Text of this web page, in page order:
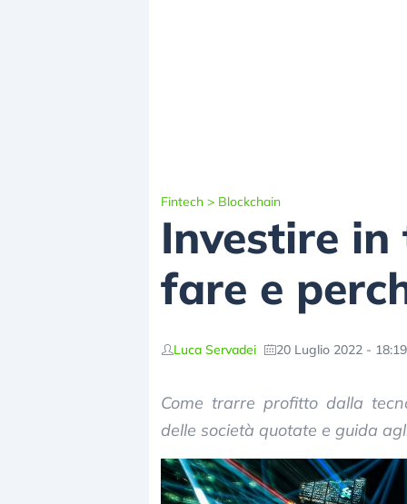
Fintech > Blockchain
Investire in
fare e
Luca Servadei 20 Luglio 2022 - 18:19
Come trarre profitto dalla
delle società quotate e guida